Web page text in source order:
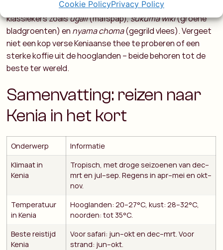
Cookie PolicyPrivacy Policy
smaakvol. Verwacht veel maïs, bonen en groenten, met
klassiekers zoalsugali(maïspap),sukuma wiki(groene
bladgroenten) en nyama choma(gegrild vlees). Vergeet
niet een kop verse Keniaanse thee te proberen of een
sterke koffie uit de hooglanden – beide behoren tot de
beste ter wereld.
Samenvatting: reizen naar
Kenia in het kort
Onderwerp
Informatie
Klimaat in
Kenia
Tropisch, met droge seizoenen van dec–
mrt en jul–sep. Regens in apr–mei en okt–
nov.
Temperatuur
in Kenia
Hooglanden: 20–27°C, kust: 28–32°C,
noorden: tot 35°C.
Beste reistijd
Kenia
Voor safari: jun–okt en dec–mrt. Voor
strand: jun–okt.